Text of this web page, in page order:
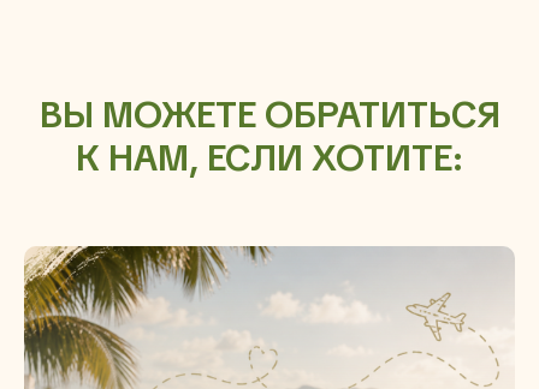
ВЫ МОЖЕТЕ ОБРАТИТЬСЯ
К НАМ, ЕСЛИ ХОТИТЕ: